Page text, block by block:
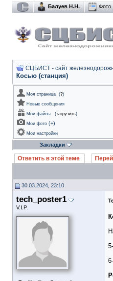
Балуев Н.Н. Фото
СЦБИСТ - сайт
Косью (станция)
Моя страница (?)
Новые сообщения
Мои файлы
(загрузить)
Мои фото (+)
Мои настройки
Закладки
Ответить в этой теме
30.03.2024, 23:10
tech_poster1
V.I.P.